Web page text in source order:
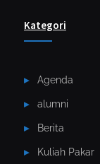
Kategori
Agenda
alumni
Berita
Kuliah Pakar